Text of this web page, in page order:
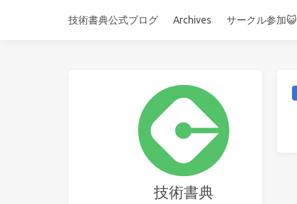
技術書典公式ブログ Archives サークル参加😺
技術書典